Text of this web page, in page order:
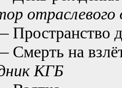
отраслевого
Пространство
Смерть на
КГБ